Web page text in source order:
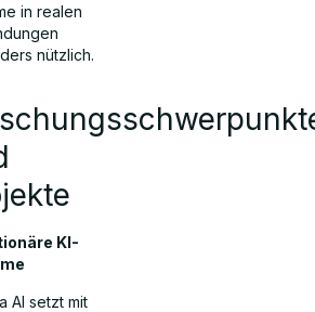
in realen
nützlich.
KI-
AI setzt mit